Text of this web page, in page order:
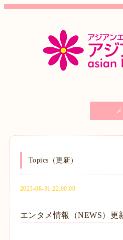
Topics（更新）
2023-08-31 22:00:00
エンタメ情報（NEWS）更